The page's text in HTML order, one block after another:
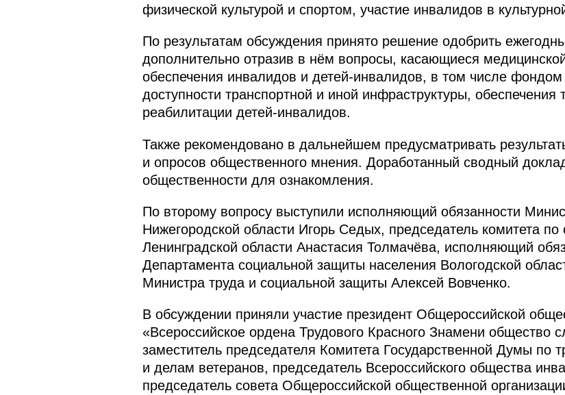
физической культурой и спортом, участие инвалидов в
По результатам обсуждения принято решение одобрить
дополнительно отразив в нём вопросы, касающиеся
обеспечения инвалидов и детей-инвалидов, в том числе фондом
доступности транспортной и иной инфраструктуры, обеспечения
реабилитации детей-инвалидов.
Также рекомендовано в дальнейшем предусматривать
и опросов общественного мнения. Доработанный сводный
общественности для ознакомления.
По второму вопросу выступили исполняющий обязанности
Нижегородской области Игорь Седых, председатель комитета
Ленинградской области Анастасия Толмачёва, исполняющий
Департамента социальной защиты населения Вологодской
Министра труда и социальной защиты Алексей Вовченко.
В обсуждении приняли участие президент Общероссийской
«Всероссийское ордена Трудового Красного Знамени общество
заместитель председателя Комитета Государственной Думы по
и делам ветеранов, председатель Всероссийского общества
председатель совета Общероссийской общественной